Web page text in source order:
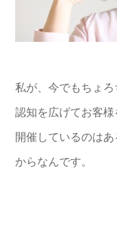
私が、今でもちょろ
認知を広げてお客
開催しているのは
からなんです。